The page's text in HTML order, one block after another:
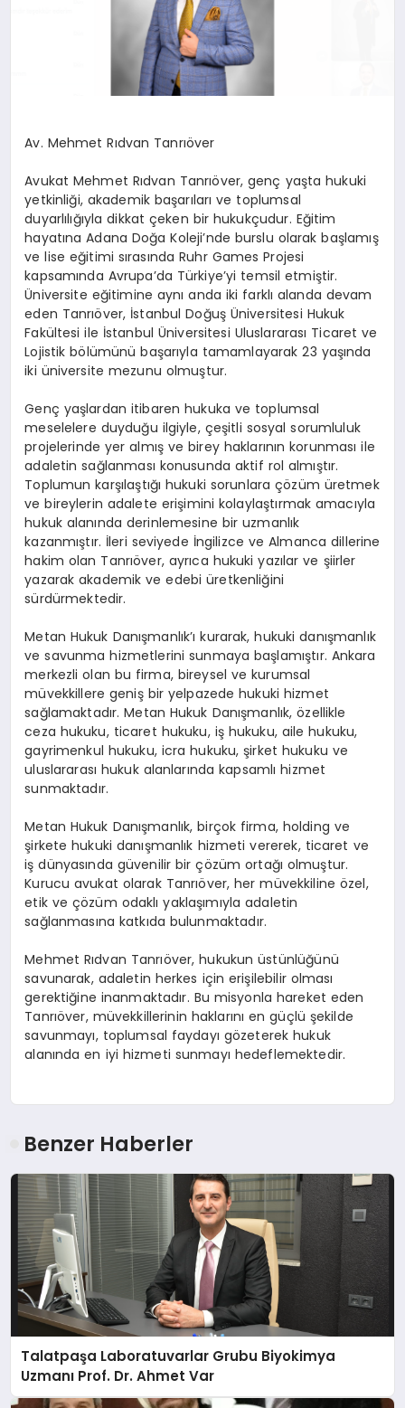
Av. Mehmet Rıdvan Tanrıöver
Avukat Mehmet Rıdvan Tanrıöver, genç yaşta hukuki
yetkinliği, akademik başarıları ve toplumsal
duyarlılığıyla dikkat çeken bir hukukçudur. Eğitim
hayatına Adana Doğa Koleji’nde burslu olarak başlamış
ve lise eğitimi sırasında Ruhr Games Projesi
kapsamında Avrupa’da Türkiye’yi temsil etmiştir.
Üniversite eğitimine aynı anda iki farklı alanda devam
eden Tanrıöver, İstanbul Doğuş Üniversitesi Hukuk
Fakültesi ile İstanbul Üniversitesi Uluslararası Ticaret ve
Lojistik bölümünü başarıyla tamamlayarak 23 yaşında
iki üniversite mezunu olmuştur.
Genç yaşlardan itibaren hukuka ve toplumsal
meselelere duyduğu ilgiyle, çeşitli sosyal sorumluluk
projelerinde yer almış ve birey haklarının korunması ile
adaletin sağlanması konusunda aktif rol almıştır.
Toplumun karşılaştığı hukuki sorunlara çözüm üretmek
ve bireylerin adalete erişimini kolaylaştırmak amacıyla
hukuk alanında derinlemesine bir uzmanlık
kazanmıştır. İleri seviyede İngilizce ve Almanca dillerine
hakim olan Tanrıöver, ayrıca hukuki yazılar ve şiirler
yazarak akademik ve edebi üretkenliğini
sürdürmektedir.
Metan Hukuk Danışmanlık’ı kurarak, hukuki danışmanlık
ve savunma hizmetlerini sunmaya başlamıştır. Ankara
merkezli olan bu firma, bireysel ve kurumsal
müvekkillere geniş bir yelpazede hukuki hizmet
sağlamaktadır. Metan Hukuk Danışmanlık, özellikle
ceza hukuku, ticaret hukuku, iş hukuku, aile hukuku,
gayrimenkul hukuku, icra hukuku, şirket hukuku ve
uluslararası hukuk alanlarında kapsamlı hizmet
sunmaktadır.
Metan Hukuk Danışmanlık, birçok firma, holding ve
şirkete hukuki danışmanlık hizmeti vererek, ticaret ve
iş dünyasında güvenilir bir çözüm ortağı olmuştur.
Kurucu avukat olarak Tanrıöver, her müvekkiline özel,
etik ve çözüm odaklı yaklaşımıyla adaletin
sağlanmasına katkıda bulunmaktadır.
Mehmet Rıdvan Tanrıöver, hukukun üstünlüğünü
savunarak, adaletin herkes için erişilebilir olması
gerektiğine inanmaktadır. Bu misyonla hareket eden
Tanrıöver, müvekkillerinin haklarını en güçlü şekilde
savunmayı, toplumsal faydayı gözeterek hukuk
alanında en iyi hizmeti sunmayı hedeflemektedir.
Benzer Haberler
Talatpaşa Laboratuvarlar Grubu Biyokimya
Uzmanı Prof. Dr. Ahmet Var